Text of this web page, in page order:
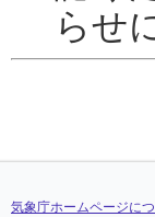
らせ
気象庁ホームページに